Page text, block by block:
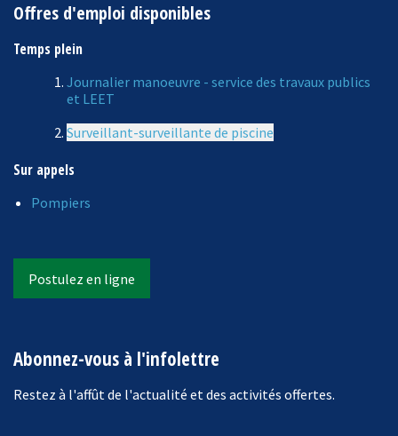
Offres d'emploi disponibles
Temps plein
Journalier manoeuvre - service des travaux publics
et LEET
Surveillant-surveillante de piscine
Sur appels
Pompiers
Postulez en ligne
Abonnez-vous à l'infolettre
Restez à l'affût de l'actualité et des activités offertes.